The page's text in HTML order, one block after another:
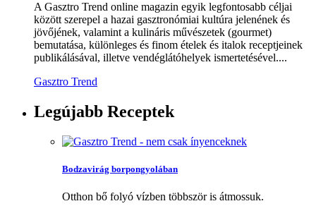
A Gasztro Trend online magazin egyik legfontosabb céljai
között szerepel a hazai gasztronómiai kultúra jelenének és
jövőjének, valamint a kulináris művészetek (gourmet)
bemutatása, különleges és finom ételek és italok receptjeinek
publikálásával, illetve vendéglátóhelyek ismertetésével....
Gasztro Trend
Legújabb Receptek
Bodzavirág borpongyolában
Otthon bő folyó vízben többször is átmossuk.